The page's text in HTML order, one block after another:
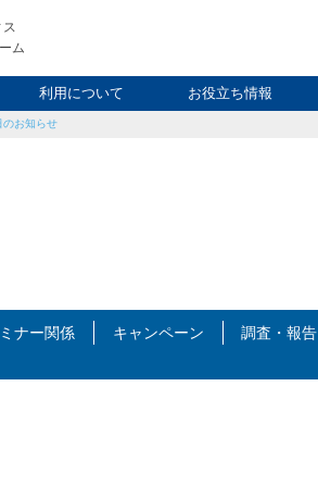
ム
利用について
利用料金
申込について
お役立ち情報
お知らせ
ナー関係 キャンペーン 調査・報告